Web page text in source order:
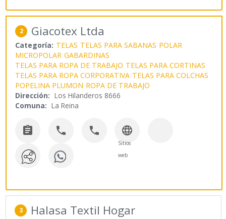
2 Giacotex Ltda
Categoría: TELAS TELAS PARA SABANAS POLAR
MICROPOLAR GABARDINAS
TELAS PARA ROPA DE TRABAJO TELAS PARA CORTINAS
TELAS PARA ROPA CORPORATIVA TELAS PARA COLCHAS
POPELINA PLUMON ROPA DE TRABAJO
Dirección: Los Hilanderos 8666
Comuna: La Reina
   
Sitios
web
3 Halasa Textil Hogar